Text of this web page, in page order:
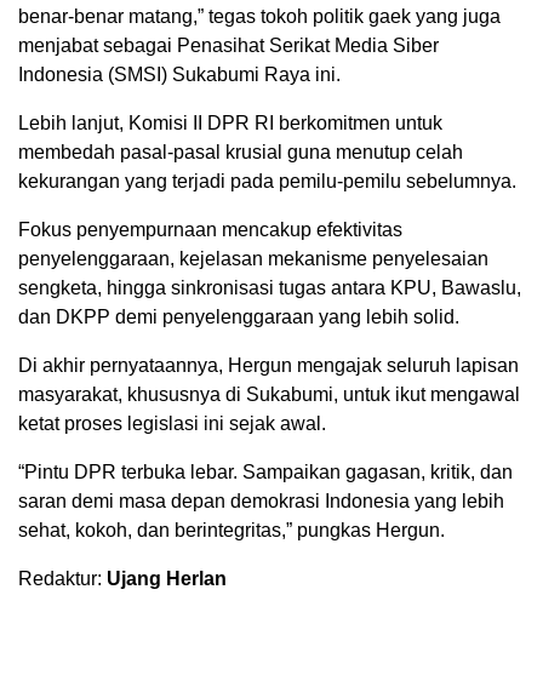
benar-benar matang,” tegas tokoh politik gaek yang juga
menjabat sebagai Penasihat Serikat Media Siber
Indonesia (SMSI) Sukabumi Raya ini.
Lebih lanjut, Komisi II DPR RI berkomitmen untuk
membedah pasal-pasal krusial guna menutup celah
kekurangan yang terjadi pada pemilu-pemilu sebelumnya.
Fokus penyempurnaan mencakup efektivitas
penyelenggaraan, kejelasan mekanisme penyelesaian
sengketa, hingga sinkronisasi tugas antara KPU, Bawaslu,
dan DKPP demi penyelenggaraan yang lebih solid.
Di akhir pernyataannya, Hergun mengajak seluruh lapisan
masyarakat, khususnya di Sukabumi, untuk ikut mengawal
ketat proses legislasi ini sejak awal.
“Pintu DPR terbuka lebar. Sampaikan gagasan, kritik, dan
saran demi masa depan demokrasi Indonesia yang lebih
sehat, kokoh, dan berintegritas,” pungkas Hergun.
Redaktur: Ujang Herlan